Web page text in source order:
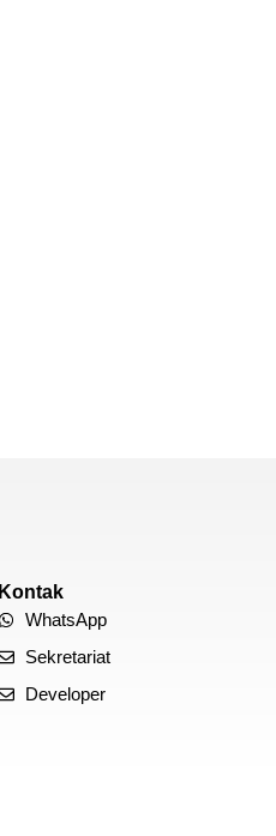
Kontak
WhatsApp
Sekretariat
Developer